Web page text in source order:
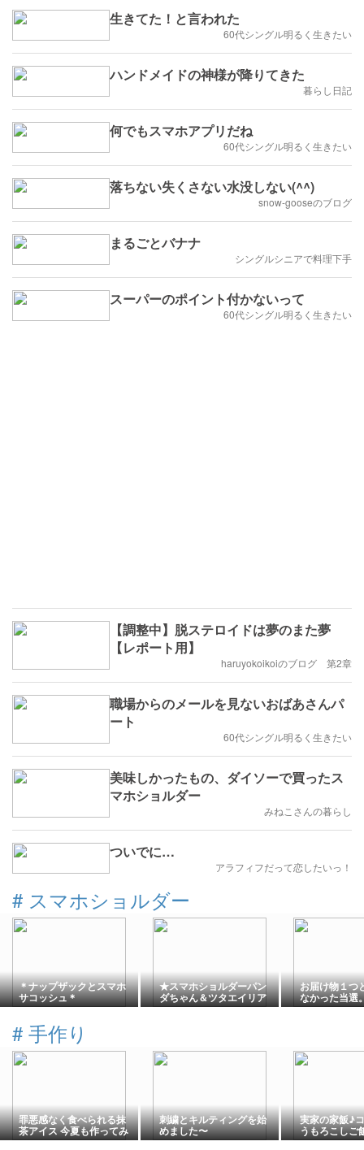
生きてた！と言われた
60代シングル明るく生きたい
ハンドメイドの神様が降りてきた
暮らし日記
何でもスマホアプリだね
60代シングル明るく生きたい
落ちない失くさない水没しない(^^)
snow-gooseのブログ
まるごとバナナ
シングルシニアで料理下手
スーパーのポイント付かないって
60代シングル明るく生きたい
【調整中】脱ステロイドは夢のまた夢
【レポート用】
haruyokoikoiのブログ 第2章
職場からのメールを見ないおばあさんパ
ート
60代シングル明るく生きたい
美味しかったもの、ダイソーで買ったス
マホショルダー
みねこさんの暮らし
ついでに…
アラフィフだって恋したいっ！
# スマホショルダー
＊ナップザックとスマホ
サコッシュ＊
★スマホショルダーパン
ダちゃん＆ツタエイリア
ン
お届け物１つ
なかった当選
めて欲しい・
# 手作り
罪悪感なく食べられる抹
茶アイス 今夏も作ってみ
た おいしい！
刺繍とキルティングを始
めました〜
実家の家飯♪
うもろこしご